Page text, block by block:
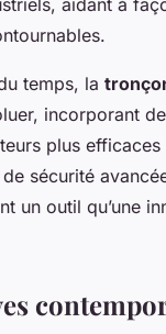
aidant à
temps, la
incorporant
plus efficaces
sécurité
un outil qu’une